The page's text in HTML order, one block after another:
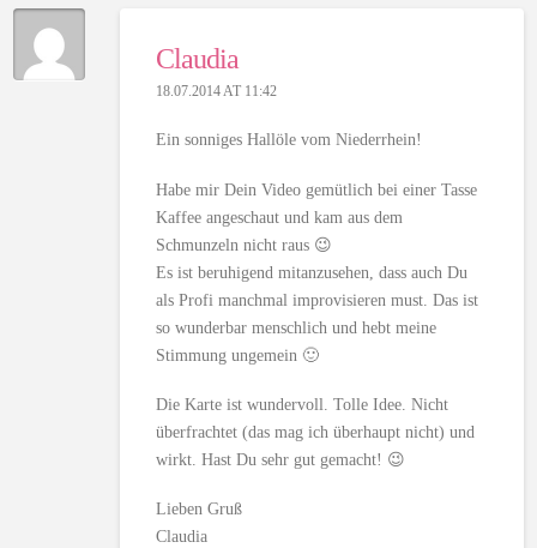
Claudia
18.07.2014 AT 11:42
Ein sonniges Hallöle vom Niederrhein!
Habe mir Dein Video gemütlich bei einer Tasse
Kaffee angeschaut und kam aus dem
Schmunzeln nicht raus 😉
Es ist beruhigend mitanzusehen, dass auch Du
als Profi manchmal improvisieren must. Das ist
so wunderbar menschlich und hebt meine
Stimmung ungemein 🙂
Die Karte ist wundervoll. Tolle Idee. Nicht
überfrachtet (das mag ich überhaupt nicht) und
wirkt. Hast Du sehr gut gemacht! 😉
Lieben Gruß
Claudia